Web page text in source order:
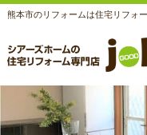
熊本市のリフォームは住宅リフォ